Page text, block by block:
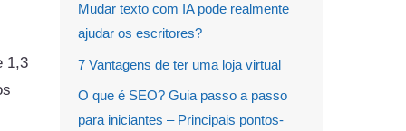
1,3
Mudar texto com IA pode realmente
ajudar os escritores?
7 Vantagens de ter uma loja virtual
O que é SEO? Guia passo a passo
para iniciantes – Principais pontos-